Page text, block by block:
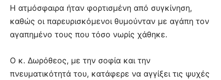
Η ατμόσφαιρα ήταν φορτισμένη από συγκίνηση,
καθώς οι παρευρισκόμενοι θυμούνταν με αγάπη τον
αγαπημένο τους που τόσο νωρίς χάθηκε.
Ο κ. Δωρόθεος, με την σοφία και την
πνευματικότητά του, κατάφερε να αγγίξει τις ψυχές